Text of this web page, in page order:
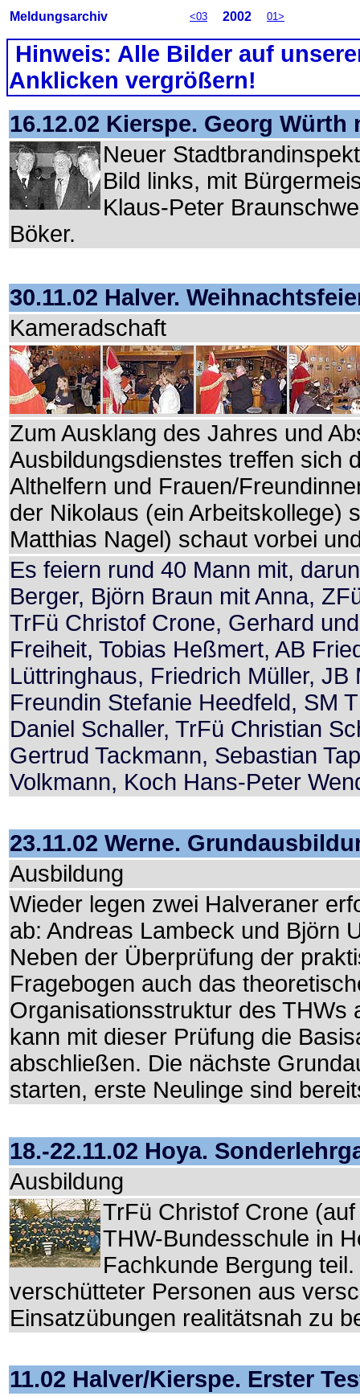
Meldungsarchiv <03 2002 01>
Hinweis: Alle Bilder auf
Anklicken vergrößern!
16.12.02 Kierspe. Georg
Neuer
Bild links, mit
Klaus-Peter
Böker.
30.11.02 Halver.
Kameradschaft
Zum Ausklang des Jahres und
Ausbildungsdienstes treffen sich
Althelfern und Frauen/
der Nikolaus (ein Arbeitskollege)
Matthias Nagel) schaut vorbei
Es feiern rund 40 Mann mit,
Berger, Björn Braun mit Anna,
TrFü Christof Crone, Gerhard
Freiheit, Tobias Heßmert, AB
Lüttringhaus, Friedrich Müller,
Freundin Stefanie Heedfeld, SM
Daniel Schaller, TrFü Christian
Gertrud Tackmann, Sebastian
Volkmann, Koch Hans-Peter
23.11.02 Werne.
Ausbildung
Wieder legen zwei Halveraner
ab: Andreas Lambeck und Björn
Neben der Überprüfung der
Fragebogen auch das
Organisationsstruktur des THWs
kann mit dieser Prüfung die
abschließen. Die nächste
starten, erste Neulinge sind
18.-22.11.02 Hoya.
Ausbildung
TrFü Christof Crone
THW-Bundesschule in
Fachkunde Bergung
verschütteter Personen aus
Einsatzübungen realitätsnah zu
11.02 Halver/Kierspe. Erster